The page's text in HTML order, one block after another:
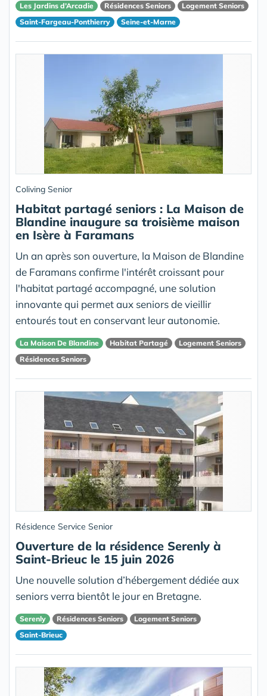
Les Jardins d’Arcadie Résidences Seniors
Logement Seniors
Saint-Fargeau-Ponthierry
Seine-et-Marne
Coliving Senior
Habitat partagé seniors : La Maison de
Blandine inaugure sa troisième maison
en Isère à Faramans
Un an après son ouverture, la Maison de Blandine
de Faramans confirme l'intérêt croissant pour
l'habitat partagé accompagné, une solution
innovante qui permet aux seniors de vieillir
entourés tout en conservant leur autonomie.
La Maison De Blandine Habitat Partagé
Logement Seniors
Résidences Seniors
Résidence Service Senior
Ouverture de la résidence Serenly à
Saint-Brieuc le 15 juin 2026
Une nouvelle solution d’hébergement dédiée aux
seniors verra bientôt le jour en Bretagne.
Serenly Résidences Seniors
Logement Seniors
Saint-Brieuc